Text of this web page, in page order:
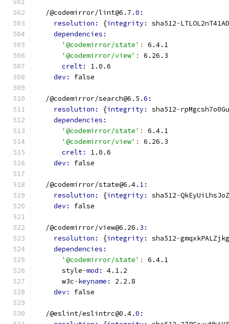
  /@codemirror/lint@6.7.
0:
resolution:
{integrity: sha512-
dependencies:
'@codemirror/state' :
6.4.1
'@codemirror/view' :
6.26.3
crelt: 1.0.6
dev: false
  /@codemirror/search@6.5.
6:
resolution:
{integrity: sha512-
dependencies:
'@codemirror/state' :
6.4.1
'@codemirror/view' :
6.26.3
crelt: 1.0.6
dev: false
  /@codemirror/state@6.4.
1:
resolution:
{integrity: sha512-
dev: false
  /@codemirror/view@6.26.
3:
resolution:
{integrity: sha512-
dependencies:
'@codemirror/state' :
6.4.1
      style
-mod: 4.1.2
      w3c
-keyname: 2.2.8
dev: false
  /@eslint/eslintrc@0.4.
0: